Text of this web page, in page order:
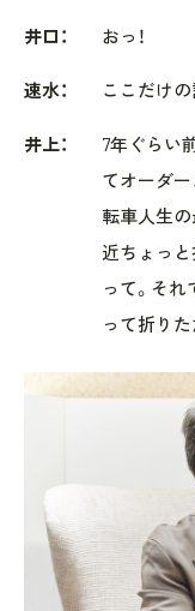
井口： おっ！
速水： ここだけの
井上：
7年ぐらい
てオーダ
転車人生
近ちょっ
って。そ
って折り